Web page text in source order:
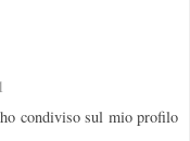
condiviso sul mio profilo